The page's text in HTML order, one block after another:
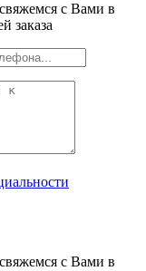
с Вами в
заказа
с Вами в